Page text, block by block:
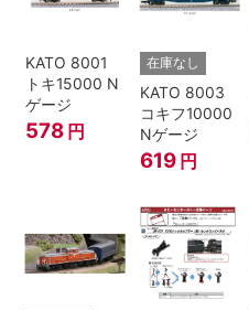
KATO 8001
トキ15000 N
ゲージ
578 円
在庫なし
KATO 8003
コキフ10000
Nゲージ
619 円